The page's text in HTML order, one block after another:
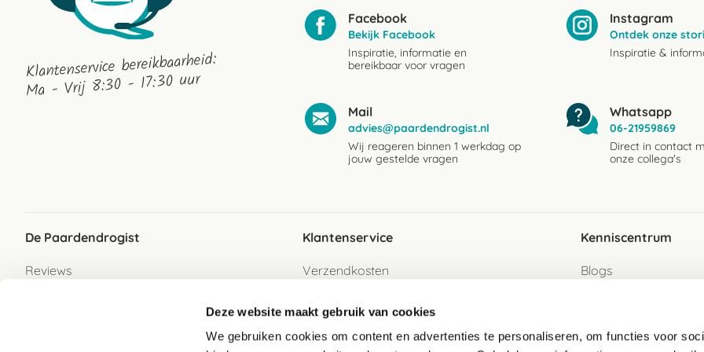
Deze website maakt gebruik van cookies
We gebruiken cookies om content en advertenties te personaliseren, om functies voor
Klantenservice bereikbaarheid:
Ma - Vrij 8:30 - 17:30 uur
Facebook
Bekijk Facebook
Inspiratie, informatie en
bereikbaar voor vragen
Instagram
Ontdek onze
Inspiratie &
Mail
advies@paardendrogist.nl
Wij reageren binnen 1 werkdag op
jouw gestelde vragen
Whatsapp
06-21959869
Direct in contact
onze collega's
De Paardendrogist
Reviews
Klantenservice
Verzendkosten
Betaalwijzen
Retour
Kenniscentrum
Blogs